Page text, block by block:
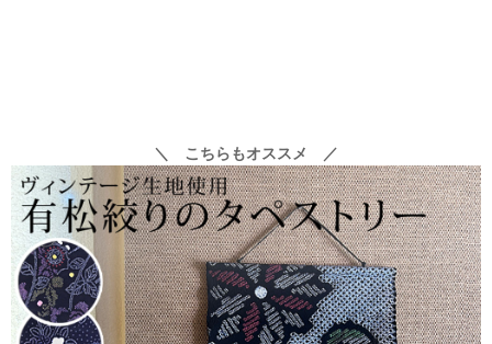
＼ こちらもオススメ ／